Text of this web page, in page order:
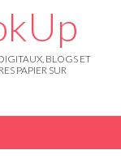
BLOGS ET
PAPIER SUR